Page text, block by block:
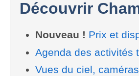
Découvrir
Nouveau ! Prix et
Agenda des activités
Vues du ciel,